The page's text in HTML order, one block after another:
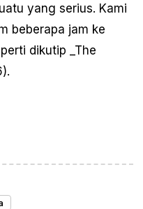
yang serius. Kami
beberapa jam ke
dikutip _The